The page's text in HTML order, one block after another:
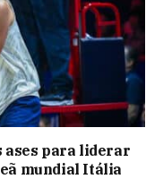
ases para liderar
mundial Itália